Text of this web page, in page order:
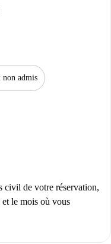
non admis
civil de votre réservation,
le mois où vous